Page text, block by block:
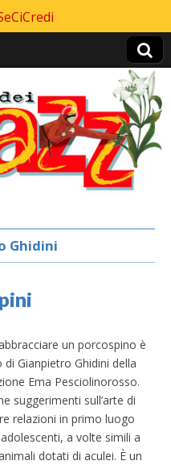
Ghidini
un porcospino è
di Gianpietro Ghidini della
Ema Pesciolinorosso.
suggerimenti sull’arte di
relazioni in primo luogo
a volte simili a
dotati di aculei. È un